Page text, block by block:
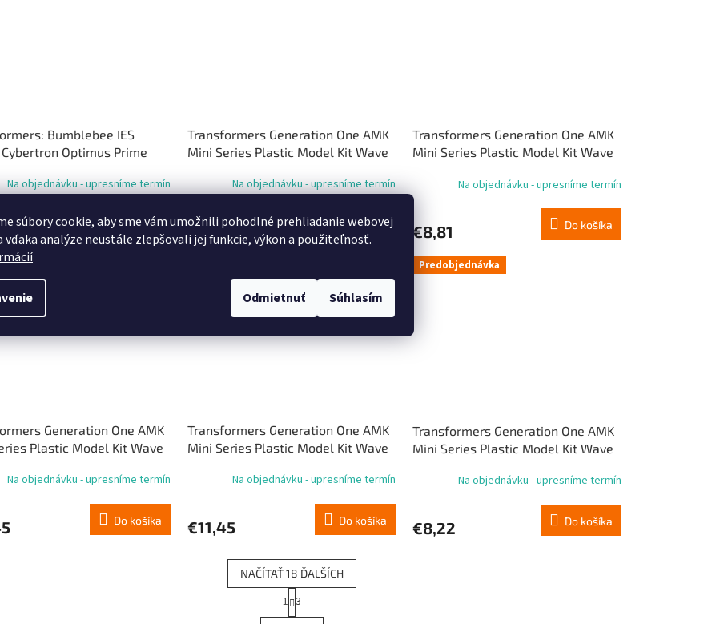
súbory cookie, aby sme vám umožnili pohodlné prehliadanie webovej
vďaka analýze neustále zlepšovali jej funkcie, výkon a použiteľnosť.
Odmietnuť Súhlasím
Bumblebee IES
Optimus Prime
Na objednávku - upresníme termín
Do košíka
Transformers Generation One AMK
Mini Series Plastic Model Kit Wave
Na objednávku - upresníme termín
€8,22 Do košíka
Transformers Generation One AMK
Mini Series Plastic Model Kit Wave
Na objednávku - upresníme termín
€8,81 Do košíka
Generation One AMK
Plastic Model Kit Wave
Na objednávku - upresníme termín
Do košíka
Transformers Generation One AMK
Mini Series Plastic Model Kit Wave
Na objednávku - upresníme termín
€11,45 Do košíka
Predobjednávka
Transformers Generation One AMK
Mini Series Plastic Model Kit Wave
Na objednávku - upresníme termín
€8,22 Do košíka
O
NAČÍTAŤ 18 ĎALŠÍCH
S
t
r
1 3